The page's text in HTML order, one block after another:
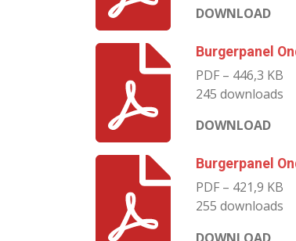
DOWNLOAD
Burgerpanel
PDF – 446,3 KB
245 downloads
DOWNLOAD
Burgerpanel
PDF – 421,9 KB
255 downloads